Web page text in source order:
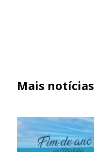
Mais notícias